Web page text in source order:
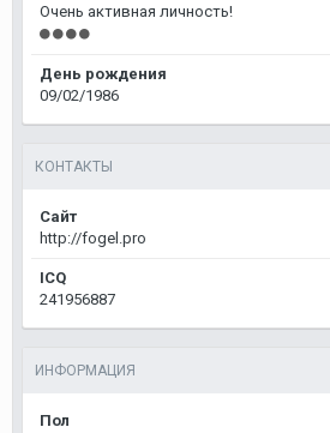
Очень активная личность!
День рождения
09/02/1986
КОНТАКТЫ
Сайт
http://fogel.pro
ICQ
241956887
ИНФОРМАЦИЯ
Пол